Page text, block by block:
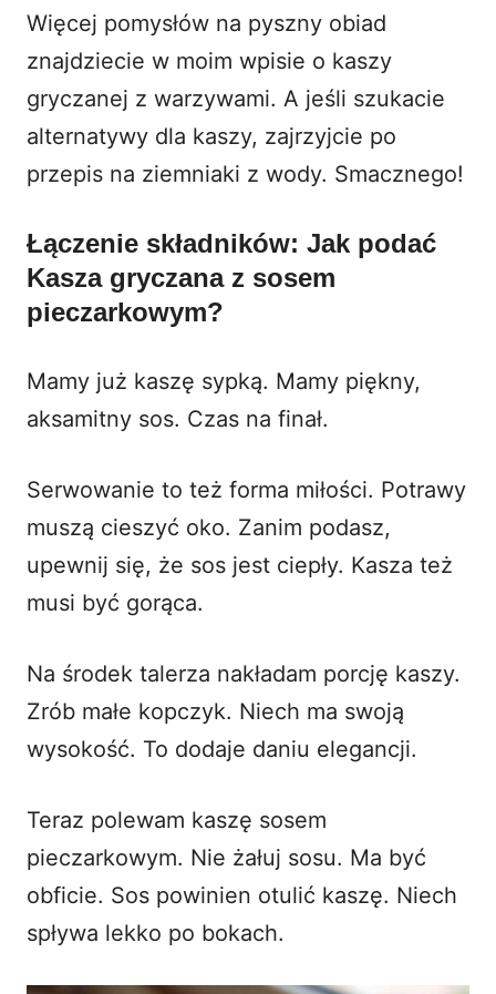
Więcej pomysłów na pyszny obiad
znajdziecie w moim wpisie o kaszy
gryczanej z warzywami. A jeśli szukacie
alternatywy dla kaszy, zajrzyjcie po
przepis na ziemniaki z wody. Smacznego!
Łączenie składników: Jak podać
Kasza gryczana z sosem
pieczarkowym?
Mamy już kaszę sypką. Mamy piękny,
aksamitny sos. Czas na finał.
Serwowanie to też forma miłości. Potrawy
muszą cieszyć oko. Zanim podasz,
upewnij się, że sos jest ciepły. Kasza też
musi być gorąca.
Na środek talerza nakładam porcję kaszy.
Zrób małe kopczyk. Niech ma swoją
wysokość. To dodaje daniu elegancji.
Teraz polewam kaszę sosem
pieczarkowym. Nie żałuj sosu. Ma być
obficie. Sos powinien otulić kaszę. Niech
spływa lekko po bokach.